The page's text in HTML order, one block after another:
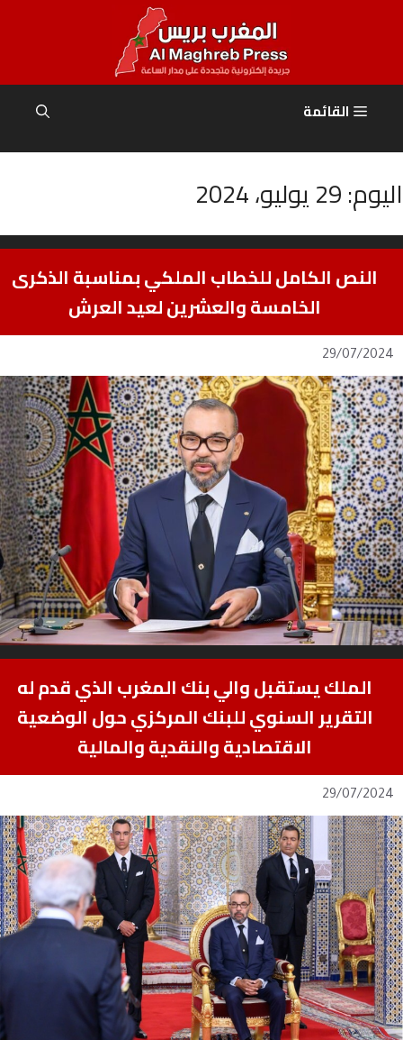
القائمة
اليوم:29 يوليو، 2024
النص الكامل للخطاب الملكي بمناسبة الذكرى
الخامسة والعشرين لعيد العرش
29/07/2024
الملك يستقبل والي بنك المغرب الذي قدم له
التقرير السنوي للبنك المركزي حول الوضعية
الاقتصادية والنقدية والمالية
29/07/2024